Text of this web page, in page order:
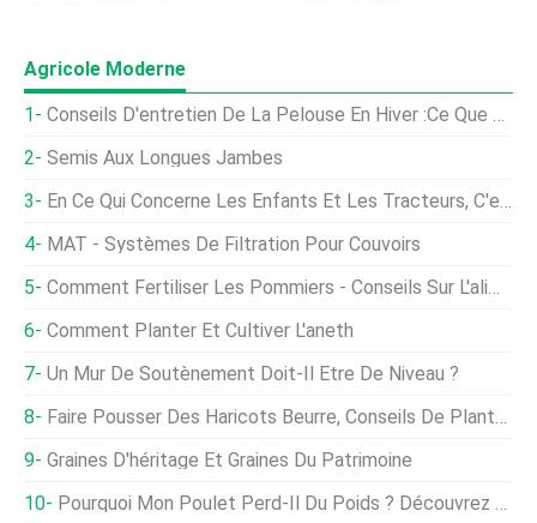
Agricole Moderne
Conseils D'entretien De La Pelouse En Hiver :ce Que Vous Devez Savoir
Semis Aux Longues Jambes
En Ce Qui Concerne Les Enfants Et Les Tracteurs, C'est La Sécurité D'abord
MAT - Systèmes De Filtration Pour Couvoirs
Comment Fertiliser Les Pommiers - Conseils Sur L'alimentation Des Pommiers
Comment Planter Et Cultiver L'aneth
Un Mur De Soutènement Doit-Il Être De Niveau ?
Faire Pousser Des Haricots Beurre, Conseils De Plantation, Idées, Secrets
Graines D'héritage Et Graines Du Patrimoine
Pourquoi Mon Poulet Perd-Il Du Poids ? Découvrez Les Raisons.